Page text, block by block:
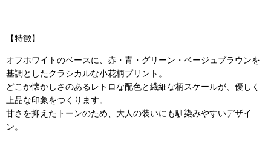
【特徴】
オフホワイトのベースに、赤・青・グリーン・ベージュブラウンを
基調としたクラシカルな小花柄プリント。
どこか懐かしさのあるレトロな配色と繊細な柄スケールが、優しく
上品な印象をつくります。
甘さを抑えたトーンのため、大人の装いにも馴染みやすいデザイ
ン。